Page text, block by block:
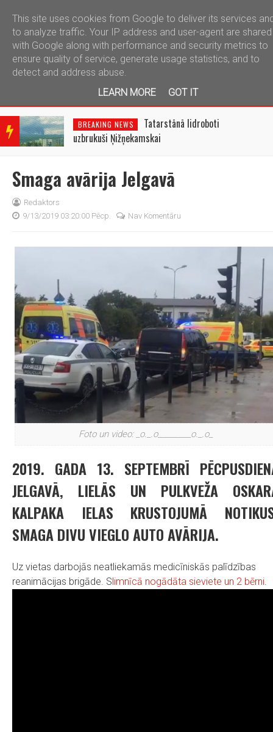
telegram
BRE
AKIN
NEW
BREAKING NEWS
Tatarstānā lidroboti
uzbrukuši Ņižņekamskai
Smaga avārija Jelgavā
Redaktors
9/13/2019 03:20:00 Pēcp.
Nav Komentāru
Foto un video: _o._.o_________o._.o_
2019. GADA 13. SEPTEMBRĪ
JELGAVĀ, LIELĀS UN PULKVEŽA
KALPAKA IELAS KRUSTOJUMĀ
SMAGA DIVU VIEGLO AUTO AVĀRIJA.
Uz vietas darbojās neatliekamās medicīniskās palīdzības
reanimācijas brigāde. Slimnīcā nogādāta sieviete un 2 bērni.
This site uses cookies from Google to deliver its services
to analyze traffic. Your IP address and user-agent are shared
with Google along with performance and security metrics to
ensure quality of service, generate usage statistics, and to
detect and address abuse.
LEARN MORE
GOT IT